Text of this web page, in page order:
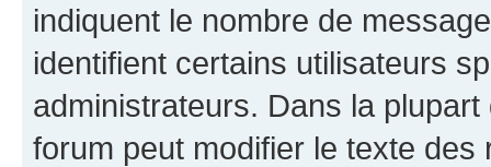
indiquent le nombre de
identifient certains utilisateurs
administrateurs. Dans la
forum peut modifier le texte